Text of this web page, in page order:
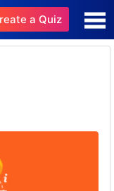
a Quiz